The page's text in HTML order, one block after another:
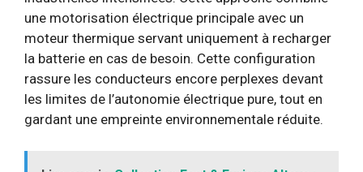
une motorisation électrique principale avec un
moteur thermique servant uniquement à recharger
la batterie en cas de besoin. Cette configuration
rassure les conducteurs encore perplexes devant
les limites de l’autonomie électrique pure, tout en
gardant une empreinte environnementale réduite.